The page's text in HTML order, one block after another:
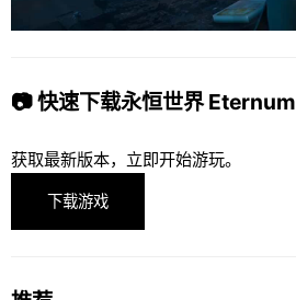
📷 快速下载永恒世界 Eternum
获取最新版本，立即开始游玩。
下载游戏